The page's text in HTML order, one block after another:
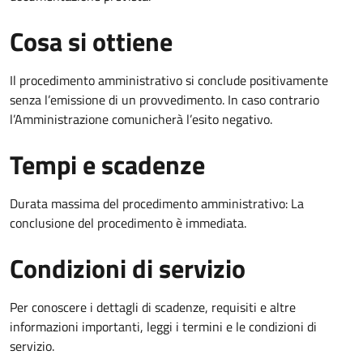
Cosa si ottiene
Il procedimento amministrativo si conclude positivamente
senza l’emissione di un provvedimento. In caso contrario
l’Amministrazione comunicherà l’esito negativo.
Tempi e scadenze
Durata massima del procedimento amministrativo: La
conclusione del procedimento è immediata.
Condizioni di servizio
Per conoscere i dettagli di scadenze, requisiti e altre
informazioni importanti, leggi i termini e le condizioni di
servizio.